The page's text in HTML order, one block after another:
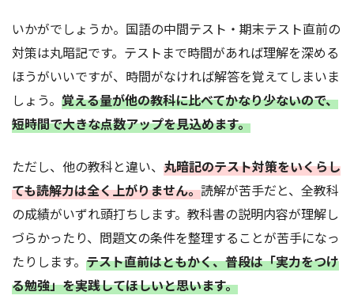
いかがでしょうか。国語の中間テスト・期末テスト直前の
対策は丸暗記です。テストまで時間があれば理解を深める
ほうがいいですが、時間がなければ解答を覚えてしまいま
しょう。 覚える量が他の教科に比べてかなり少ないので、
短時間で大きな点数アップを見込めます。
ただし、他の教科と違い、 丸暗記のテスト対策をいくらし
ても読解力は全く上がりません。読解が苦手だと、全教科
の成績がいずれ頭打ちします。教科書の説明内容が理解し
づらかったり、問題文の条件を整理することが苦手になっ
たりします。 テスト直前はともかく、普段は「実力をつけ
る勉強」を実践してほしいと思います。